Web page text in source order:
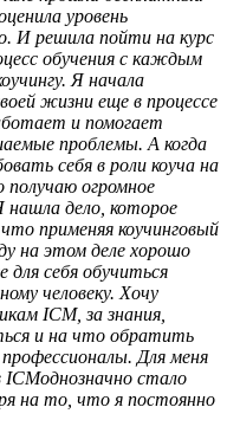
уровень
И решила пойти на курс
обучения с каждым
Я начала
жизни еще в процессе
и помогает
проблемы. А когда
себя в роли коуча на
получаю огромное
дело, которое
применяя коучинговый
на этом деле хорошо
себя обучиться
человеку. Хочу
ICM, за знания,
и на что обратить
Для меня
ICMоднозначно стало
на то, что я постоянно